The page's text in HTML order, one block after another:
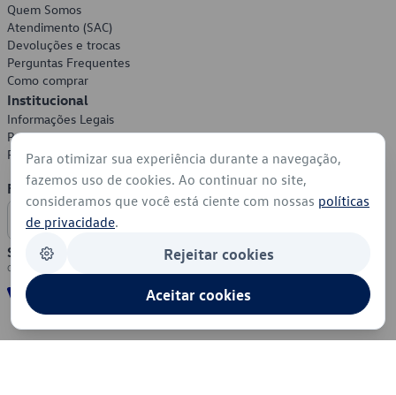
Quem Somos
Atendimento (SAC)
Devoluções e trocas
Perguntas Frequentes
Como comprar
Institucional
Informações Legais
Política de Privacidade
Política de Cookies
Formas de Pagamento
Segurança
Para otimizar sua experiência durante a navegação,
fazemos uso de cookies. Ao continuar no site,
consideramos que você está ciente com nossas políticas
de privacidade.
Rejeitar cookies
Aceitar cookies